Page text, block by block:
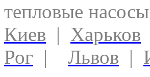
тепловые
Киев | Харьков
Рог | Львов |